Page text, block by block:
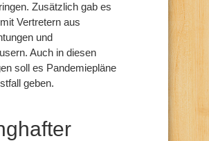
Zusätzlich gab es
Vertretern aus
und
Auch in diesen
soll es Pandemiepläne
geben.